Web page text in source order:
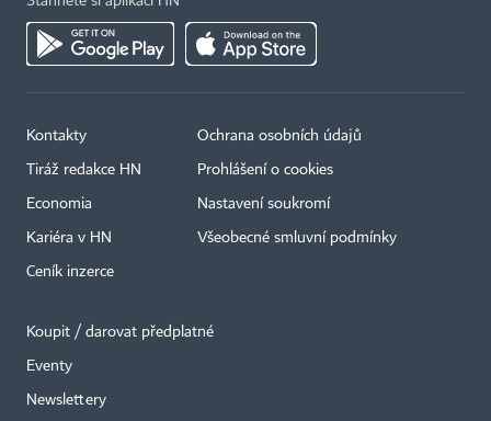
Kontakty
Tiráž redakce HN
Economia
Kariéra v HN
Ceník inzerce
Ochrana osobních údajů
Prohlášení o cookies
Nastavení soukromí
Všeobecné smluvní podmínky
Koupit / darovat předplatné
Eventy
Newslettery